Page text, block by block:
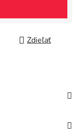
Zdieľať